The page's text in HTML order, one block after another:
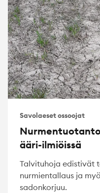
Savolaeset ossoojat
ääri-ilmiöissä
Talvituhoja edistivät
nurmientallaus ja
sadonkorjuu.